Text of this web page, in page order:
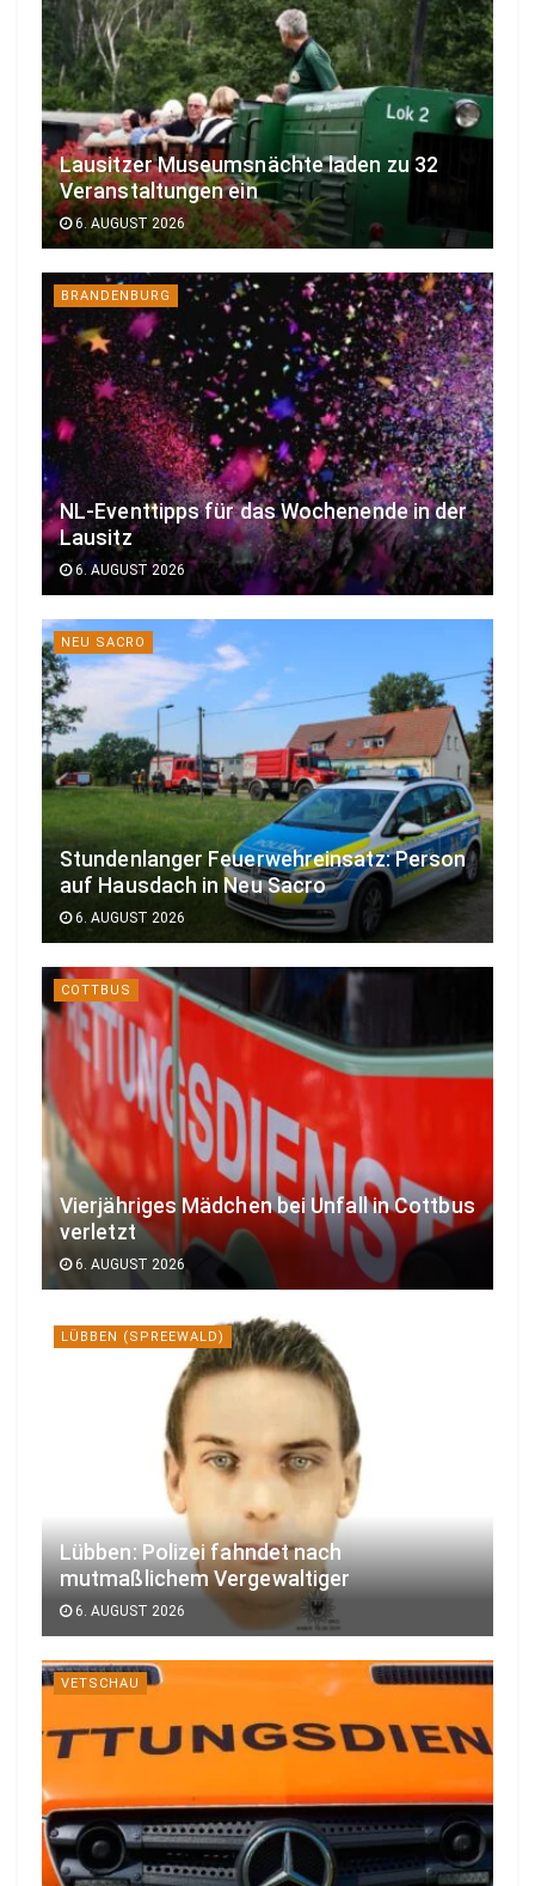
Lausitzer Museumsnächte laden zu 32
Veranstaltungen ein
6. AUGUST 2026
BRANDENBURG
NL-Eventtipps für das Wochenende in der
Lausitz
6. AUGUST 2026
NEU SACRO
Stundenlanger Feuerwehreinsatz: Person
auf Hausdach in Neu Sacro
6. AUGUST 2026
COTTBUS
Vierjähriges Mädchen bei Unfall in Cottbus
verletzt
6. AUGUST 2026
LÜBBEN (SPREEWALD)
Lübben: Polizei fahndet nach
mutmaßlichem Vergewaltiger
6. AUGUST 2026
VETSCHAU